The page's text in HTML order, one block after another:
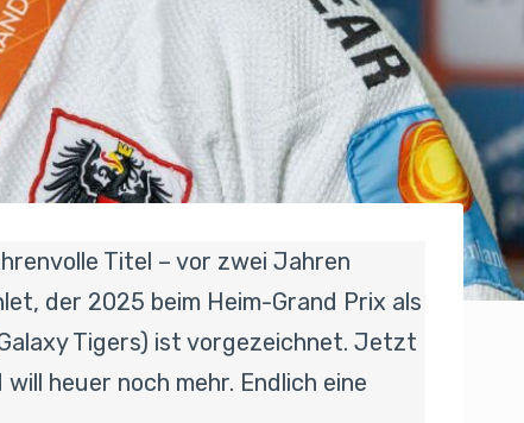
Titel – vor zwei Jahren
der 2025 beim Heim-Grand Prix als
Tigers) ist vorgezeichnet. Jetzt
heuer noch mehr. Endlich eine